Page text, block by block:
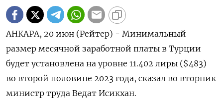
АНКАРА, 20 июн (Рейтер) - Минимальный
размер месячной заработной платы в Турции
будет установлена на уровне 11.402 лиры ($483)
во второй половине 2023 года, сказал во вторник
министр труда Ведат Исикхан.